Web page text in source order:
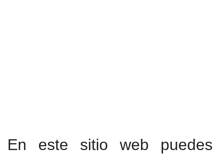
En este sitio web puedes